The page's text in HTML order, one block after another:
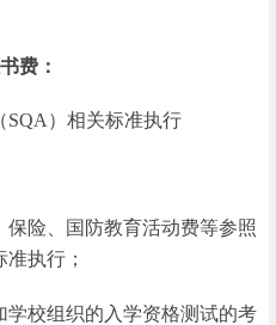
费：
SQA）相关标准执行
险、国防教育活动费等参照
执行；
学校组织的入学资格测试的考